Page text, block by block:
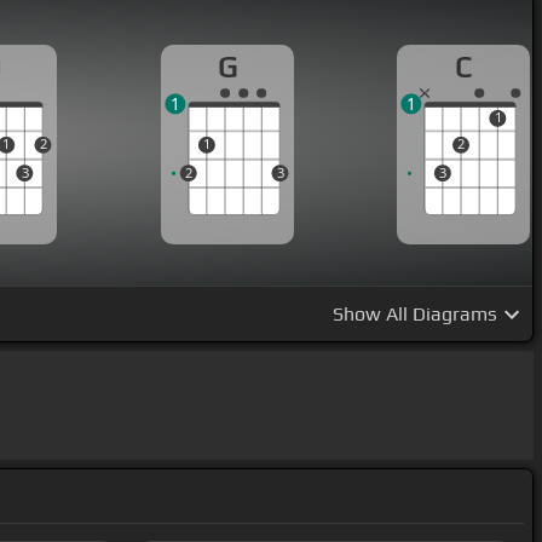
1
3
2
G
2
1
3
1
C
3
2
1
1
Show All Diagrams